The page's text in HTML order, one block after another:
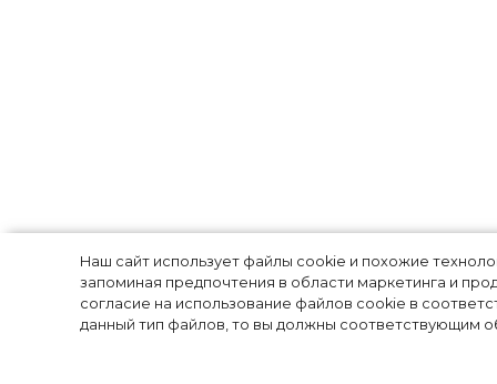
Наш сайт использует файлы cookie и похожие
запоминая предпочтения в области маркетинга и
согласие на использование файлов cookie в
данный тип файлов, то вы должны соответствующим
Эльза Хоск
кампании